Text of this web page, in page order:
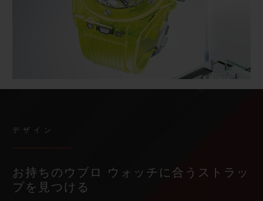
デザイン
お持ちのウブロ ウォッチに合うストラッ
プを見つける